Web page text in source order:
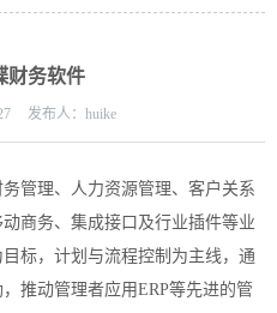
财务软件
发布人： huike
管理、人力资源管理、客户关系
商务、集成接口及行业插件等业
标，计划与流程控制为主线，通
推动管理者应用ERP等先进的管